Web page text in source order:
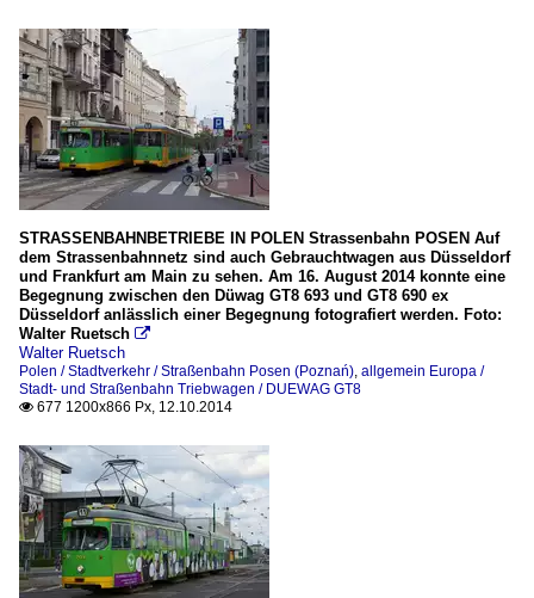
STRASSENBAHNBETRIEBE IN POLEN Strassenbahn POSEN Auf
dem Strassenbahnnetz sind auch Gebrauchtwagen aus Düsseldorf
und Frankfurt am Main zu sehen. Am 16. August 2014 konnte eine
Begegnung zwischen den Düwag GT8 693 und GT8 690 ex
Düsseldorf anlässlich einer Begegnung fotografiert werden. Foto:
Walter Ruetsch 
Walter Ruetsch
Polen / Stadtverkehr / Straßenbahn Posen (Poznań) allgemein Europa /
Stadt- und Straßenbahn Triebwagen / DUEWAG GT8
 677 1200x866 Px, 12.10.2014